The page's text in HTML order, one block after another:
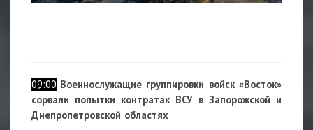
09:00 Военнослужащие группировки войск «Восток»
сорвали попытки контратак ВСУ в Запорожской и
Днепропетровской областях